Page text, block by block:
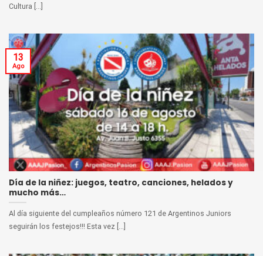
Cultura [...]
Día de la niñez: juegos, teatro, canciones, helados y
mucho más…
Al día siguiente del cumpleaños número 121 de Argentinos Juniors
seguirán los festejos!!! Esta vez [...]
13
Ago